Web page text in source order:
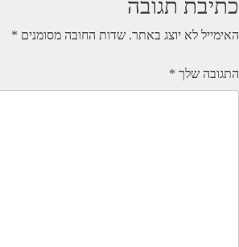
כתיבת תגובה
האימייל לא יוצג באתר. שדות החובה מסומנים *
התגובה שלך *